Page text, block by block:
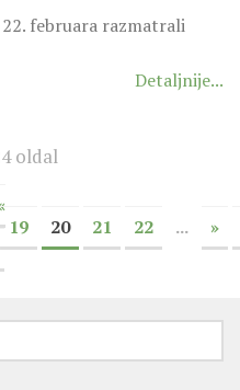
februara razmatrali
Detaljnije...
oldal
19 20 21 22 ...
»